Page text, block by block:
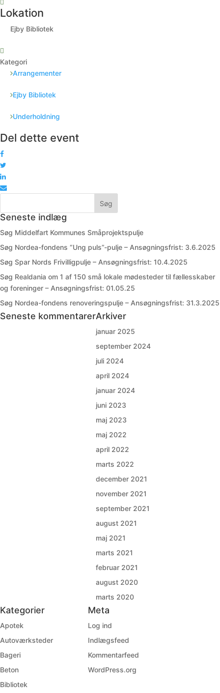
Lokation
Ejby Bibliotek
Kategori
Arrangementer
Ejby Bibliotek
Underholdning
Del dette event
Seneste indlæg
Søg Middelfart Kommunes Småprojektspulje
Søg Nordea-fondens “Ung puls”-pulje – Ansøgningsfrist: 3.6.2025
Søg Spar Nords Frivilligpulje – Ansøgningsfrist: 10.4.2025
Søg Realdania om 1 af 150 små lokale mødesteder til fællesskaber
og foreninger – Ansøgningsfrist: 01.05.25
Søg Nordea-fondens renoveringspulje – Ansøgningsfrist: 31.3.2025
Seneste kommentarerArkiver
januar 2025
september 2024
juli 2024
april 2024
januar 2024
juni 2023
maj 2023
maj 2022
april 2022
marts 2022
december 2021
november 2021
september 2021
august 2021
maj 2021
marts 2021
februar 2021
august 2020
marts 2020
Kategorier
Apotek
Autoværksteder
Bageri
Beton
Bibliotek
Meta
Log ind
Indlægsfeed
Kommentarfeed
WordPress.org